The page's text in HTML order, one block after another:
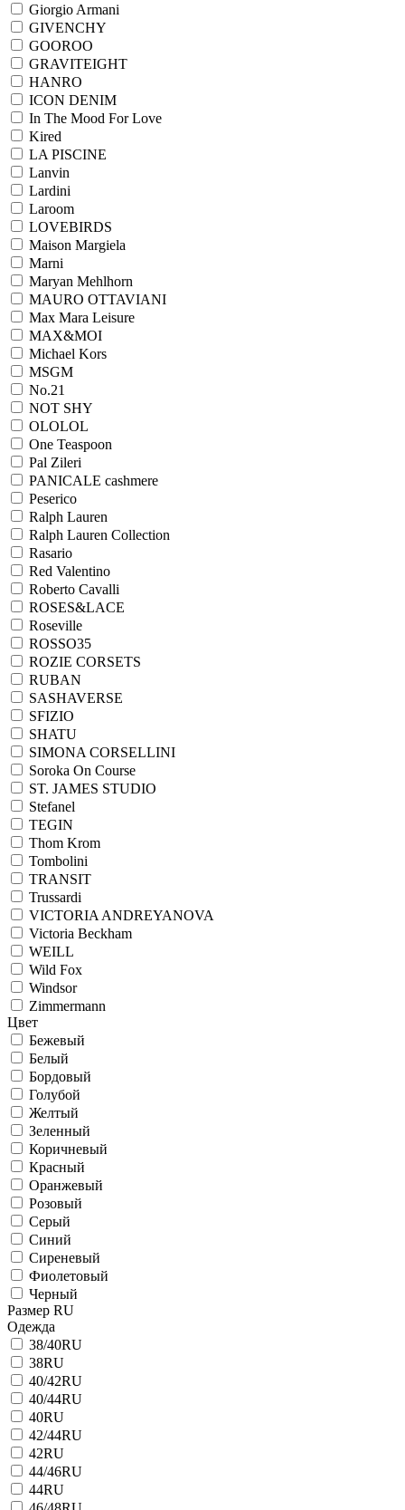
Giorgio Armani
GIVENCHY
GOOROO
GRAVITEIGHT
HANRO
ICON DENIM
In The Mood For Love
Kired
LA PISCINE
Lanvin
Lardini
Laroom
LOVEBIRDS
Maison Margiela
Marni
Maryan Mehlhorn
MAURO OTTAVIANI
Max Mara Leisure
MAX&MOI
Michael Kors
MSGM
No.21
NOT SHY
OLOLOL
One Teaspoon
Pal Zileri
PANICALE cashmere
Peserico
Ralph Lauren
Ralph Lаuren Collection
Rasario
Red Valentino
Roberto Cavalli
ROSES&LACE
Roseville
ROSSO35
ROZIE CORSETS
RUBAN
SASHAVERSE
SFIZIO
SHATU
SIMONA CORSELLINI
Soroka On Course
ST. JAMES STUDIO
Stefanel
TEGIN
Thom Krom
Tombolini
TRANSIT
Trussardi
VICTORIA ANDREYANOVA
Victoria Beckham
WEILL
Wild Fox
Windsor
Zimmermann
Цвет
Бежевый
Белый
Бордовый
Голубой
Желтый
Зеленный
Коричневый
Красный
Оранжевый
Розовый
Серый
Синий
Сиреневый
Фиолетовый
Черный
Размер RU
Одежда
38/40RU
38RU
40/42RU
40/44RU
40RU
42/44RU
42RU
44/46RU
44RU